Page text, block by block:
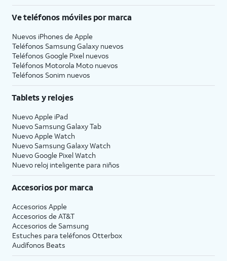
Ve teléfonos móviles por marca
Nuevos iPhones de Apple
Teléfonos Samsung Galaxy nuevos
Teléfonos Google Pixel nuevos
Teléfonos Motorola Moto nuevos
Teléfonos Sonim nuevos
Tablets y relojes
Nuevo Apple iPad
Nuevo Samsung Galaxy Tab
Nuevo Apple Watch
Nuevo Samsung Galaxy Watch
Nuevo Google Pixel Watch
Nuevo reloj inteligente para niños
Accesorios por marca
Accesorios Apple
Accesorios de AT&T
Accesorios de Samsung
Estuches para teléfonos Otterbox
Audífonos Beats